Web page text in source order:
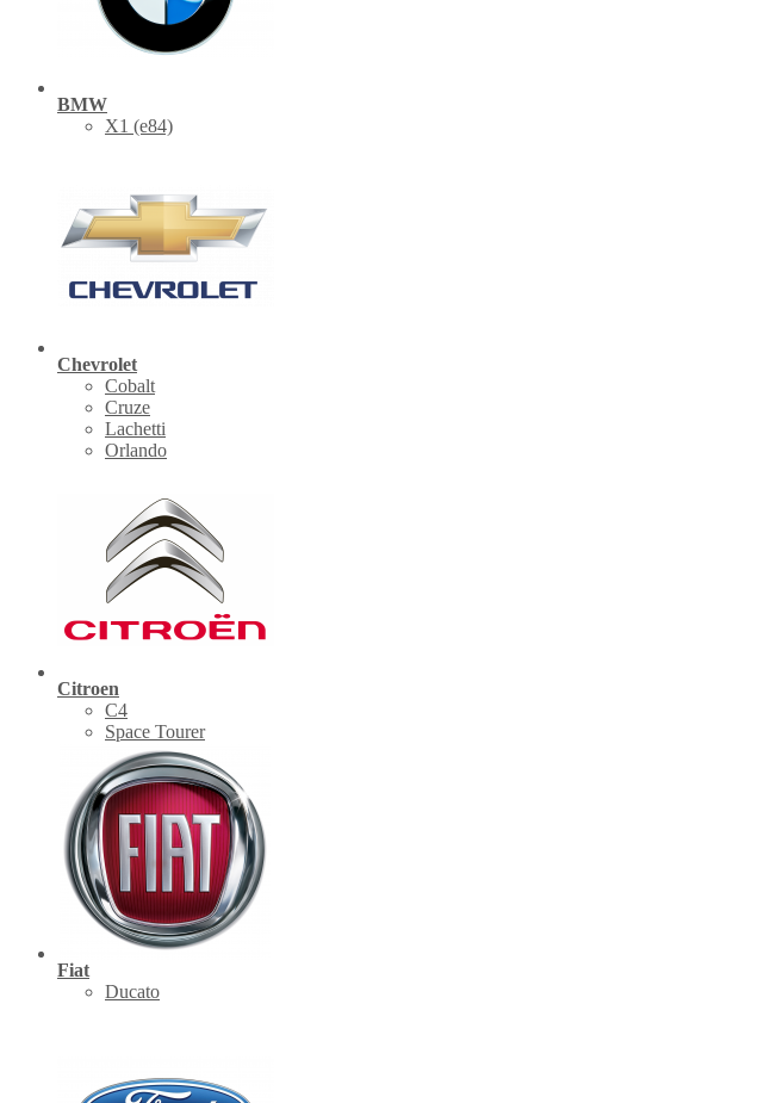
BMW
X1 (е84)
Chevrolet
Cobalt
Cruze
Lachetti
Orlando
Citroen
C4
Space Tourer
Fiat
Ducato